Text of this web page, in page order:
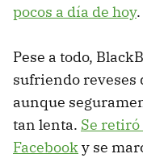
pocos a día de hoy.
Pese a todo,
sufriendo reveses
aunque
tan lenta. Se retiró
Facebooky se